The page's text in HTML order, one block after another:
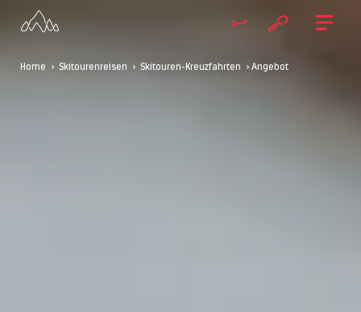
Home > Skitourenreisen > Skitouren-Kreuzfahrten > Angebot